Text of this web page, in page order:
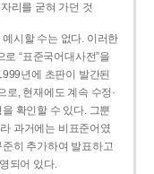
리를 굳혀 가던 것
시할 수는 없다. 이러한
“표준국어대사전”을
년에 초판이 발간된
로, 현재에도 계속 수정·
확인할 수 있다. 그뿐
과거에는 비표준어였
히 추가하여 발표하고
되어 있다.